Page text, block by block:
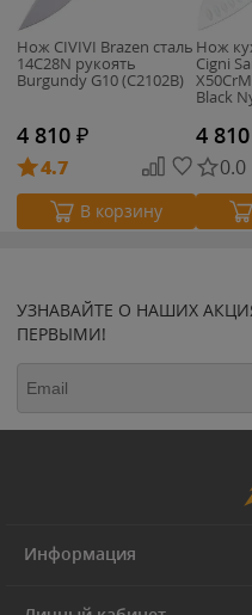
Нож CIVIVI Brazen сталь
14C28N рукоять
Burgundy G10 (C2102B)
4 810 ₽
4.7
В корзину
Нож
Cigni
Black
4 810
0.0
УЗНАВАЙТЕ О НАШИХ
ПЕРВЫМИ!
Информация